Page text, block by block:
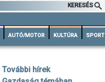
KERESÉS
AUTÓ/MOTOR KULTÚRA SPORT
További hírek